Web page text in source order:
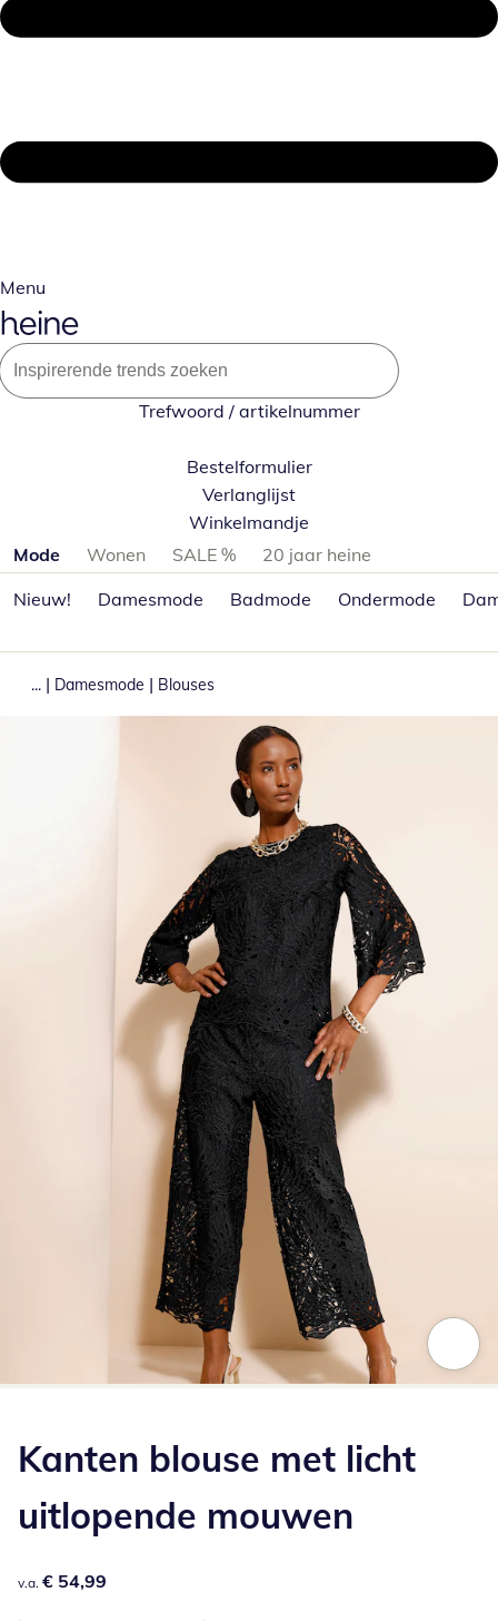
Menu
Trefwoord / artikelnummer
Bestelformulier
Verlanglijst
Winkelmandje
Productcategorieën overslaan
Mode Wonen SALE %
20 jaar heine
Nieuw!
Damesmode Badmode Ondermode
... | Damesmode | Blouses
Kanten blouse met licht
uitlopende mouwen
€ 54,99
v.a. € 54,99